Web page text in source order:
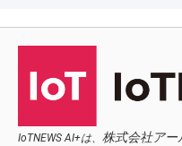
IoTNEWS AI+は、 株式会社アー